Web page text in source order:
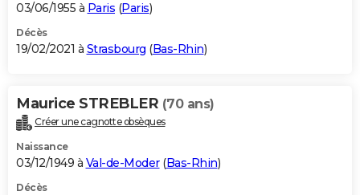
03/06/1955 à Paris (Paris)
Décès
19/02/2021 à Strasbourg (Bas-Rhin)
Maurice STREBLER (70 ans)
Créer une cagnotte obsèques
Naissance
03/12/1949 à Val-de-Moder(Bas-Rhin)
Décès